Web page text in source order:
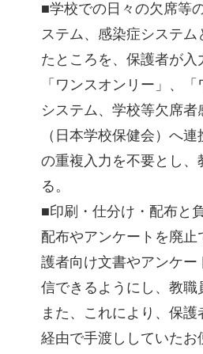
■学校での日々の欠席等
ステム、感染症システ
たところを、保護者が入
「ワンスオンリー」、
システム、学校等欠席者
（日本学校保健会）へ
の重複入力を不要とし、
る。
■印刷・仕分け・配布と
配布やアンケートを廃
護者向け文書やアンケ
信できるようにし、教職
また、これにより、保
経由で手渡ししていたお